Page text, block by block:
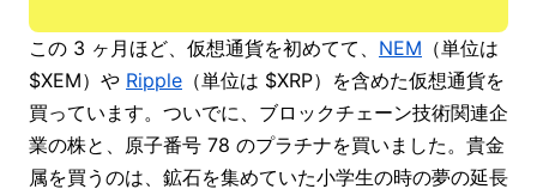
この 3 ヶ月ほど、仮想通貨を初めてて、 NEM （単位は
$XEM）や Ripple （単位は $XRP）を含めた仮想通貨を
買っています。ついでに、ブロックチェーン技術関連企
業の株と、原子番号 78 のプラチナを買いました。貴金
属を買うのは、鉱石を集めていた小学生の時の夢の延長